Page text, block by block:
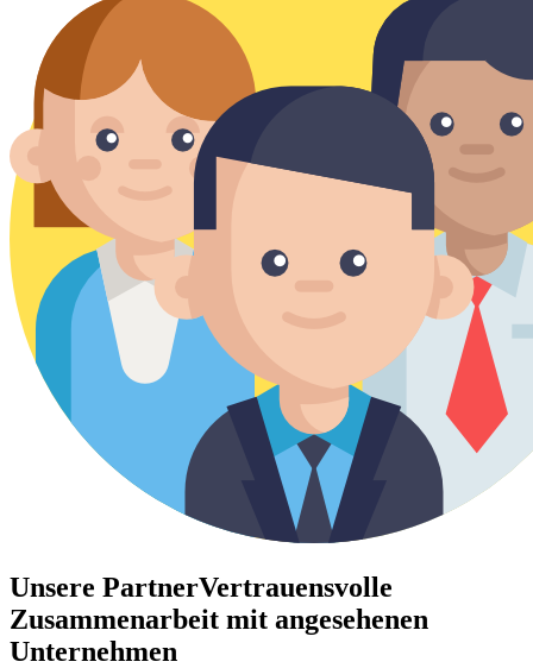
Unsere PartnerVertrauensvolle
Zusammenarbeit mit angesehenen
Unternehmen